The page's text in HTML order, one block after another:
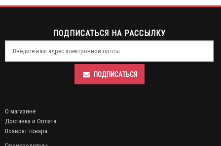
ПОДПИСАТЬСЯ НА РАССЫЛКУ
ПОДПИСАТЬСЯ
О магазине
Доставка и Оплата
Возврат товара